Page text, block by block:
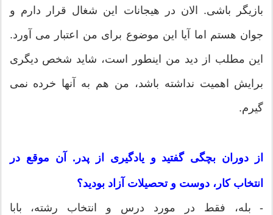
بازیگر باشی. الان در هیجانات این شغال قرار دارم و
جوان هستم اما آیا این موضوع برای من اعتبار می آورد.
این مطلب از دید من اینطور است، شاید شخص دیگری
برایش اهمیت نداشته باشد، من هم به آنها خرده نمی
گیرم.
از دوران بچگی گفتید و یادگیری از پدر. آن موقع در
انتخاب کار، دوست و تحصیلات آزاد بودید؟
- بله، فقط در مورد درس و انتخاب رشته، بابا